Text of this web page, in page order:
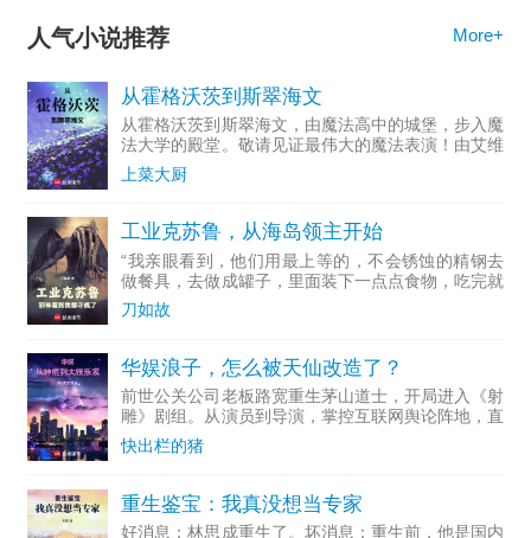
人气小说推荐 More+
从霍格沃茨到斯翠海文
从霍格沃茨到斯翠海文，由魔法高中的城堡，步入魔
法大学的殿堂。敬请见证最伟大的魔法表演！由艾维
·杜姆...
上菜大厨
工业克苏鲁，从海岛领主开始
“我亲眼看到，他们用最上等的，不会锈蚀的精钢去
做餐具，去做成罐子，里面装下一点点食物，吃完就
随手扔掉...
刀如故
华娱浪子，怎么被天仙改造了？
前世公关公司老板路宽重生茅山道士，开局进入《射
雕》剧组。从演员到导演，掌控互联网舆论阵地，直
至成为资...
快出栏的猪
重生鉴宝：我真没想当专家
好消息：林思成重生了。坏消息：重生前，他是国内